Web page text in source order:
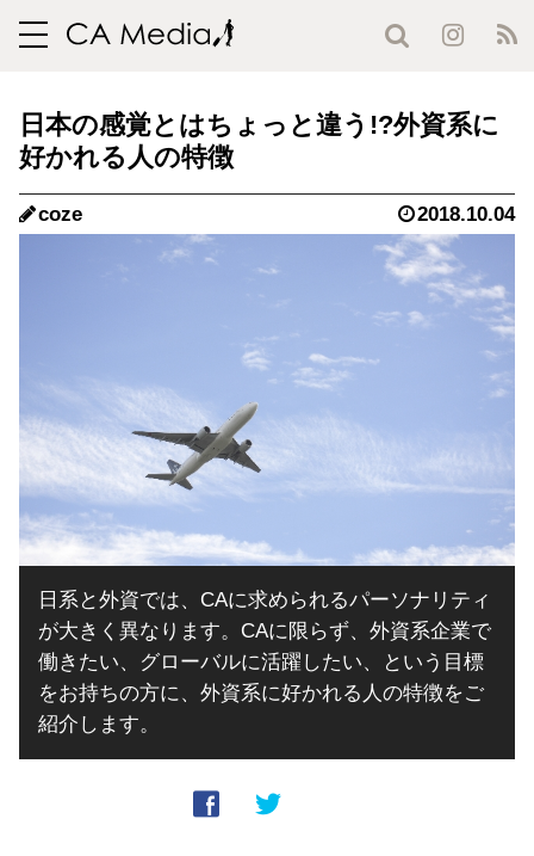
toggle
日本の感覚とはちょっと違う!?外資系に
好かれる人の特徴
coze 2018.10.04
日系と外資では、CAに求められるパーソナリティ
が大きく異なります。CAに限らず、外資系企業で
働きたい、グローバルに活躍したい、という目標
をお持ちの方に、外資系に好かれる人の特徴をご
紹介します。